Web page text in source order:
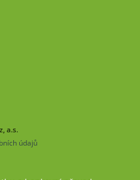
a.s.
údajů